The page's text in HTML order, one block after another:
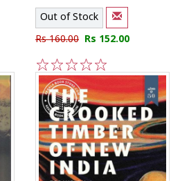
Out of Stock
Rs 160.00 Rs 152.00
5
4
3
2
1